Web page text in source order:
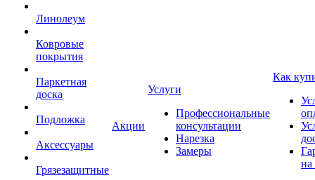
Линолеум
Ковровые
покрытия
Паркетная
доска
Подложка
Аксессуары
Грязезащитные
Акции
Услуги
Профессиональные
консультации
Нарезка
Замеры
Как
на